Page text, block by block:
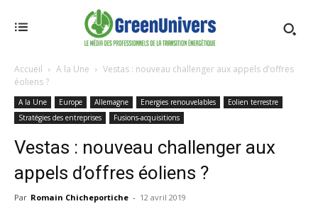
Accueil A la Une
Vestas : nouveau challenger aux appels d’offres
éoliens ?
A la Une Europe Allemagne Energies renouvelables
Eolien terrestre
Stratégies des entreprises
Fusions-acquisitions
Vestas : nouveau challenger aux
appels d’offres éoliens ?
Par Romain Chicheportiche - 12 avril 2019